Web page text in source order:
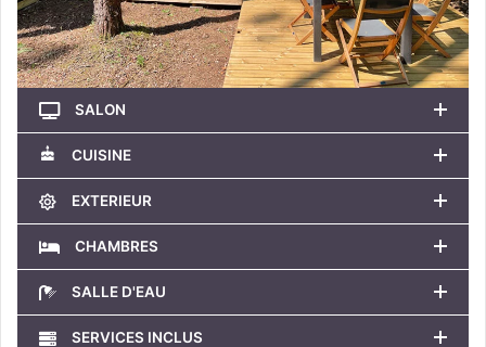
SALON
CUISINE
EXTERIEUR
CHAMBRES
SALLE D'EAU
SERVICES INCLUS